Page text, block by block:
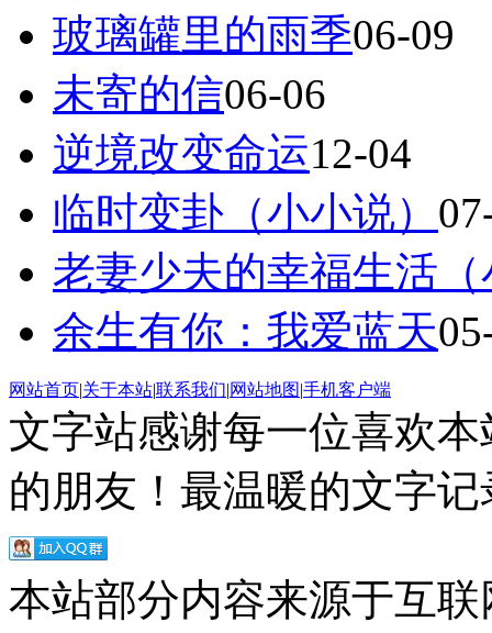
玻璃罐里的雨季06-09
未寄的信06-06
逆境改变命运12-04
临时变卦（小小说）
老妻少夫的幸福生活
余生有你：我爱蓝天
网站首页|关于本站|联系我们|网站地图|手机客户端
文字站感谢每一位喜欢
的朋友！最温暖的文字
本站部分内容来源于互